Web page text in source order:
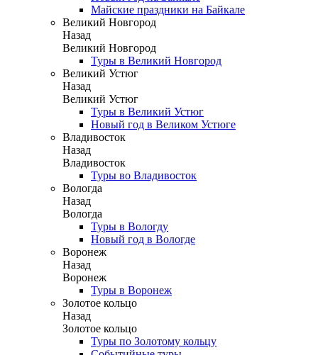
Майские праздники на Байкале
Великий Новгород
Назад
Великий Новгород
Туры в Великий Новгород
Великий Устюг
Назад
Великий Устюг
Туры в Великий Устюг
Новый год в Великом Устюге
Владивосток
Назад
Владивосток
Туры во Владивосток
Вологда
Назад
Вологда
Туры в Вологду
Новый год в Вологде
Воронеж
Назад
Воронеж
Туры в Воронеж
Золотое кольцо
Назад
Золотое кольцо
Туры по Золотому кольцу